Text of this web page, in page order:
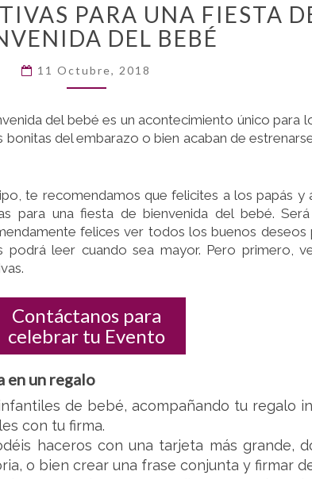
EMOTIVAS
PARA
FIESTA
BIENVENIDA
DEL
PARA UNA FIESTA
DEL BEBÉ
11 Octubre, 2018
del bebé es un acontecimiento único para
bonitas del embarazo o bien acaban de
te recomendamos que felicites a los papás y
para una fiesta de bienvenida del bebé.
felices ver todos los buenos deseos
podrá leer cuando sea mayor. Pero primero,
Contáctanos para
celebrar tu Evento
en un regalo
de bebé, acompañando tu regalo
con tu firma.
haceros con una tarjeta más grande,
o bien crear una frase conjunta y firmar